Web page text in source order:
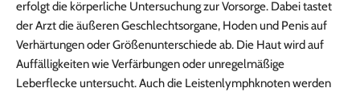
erfolgt die körperliche Untersuchung zur Vorsorge. Dabei tastet
der Arzt die äußeren Geschlechtsorgane, Hoden und Penis auf
Verhärtungen oder Größenunterschiede ab. Die Haut wird auf
Auffälligkeiten wie Verfärbungen oder unregelmäßige
Leberflecke untersucht. Auch die Leistenlymphknoten werden